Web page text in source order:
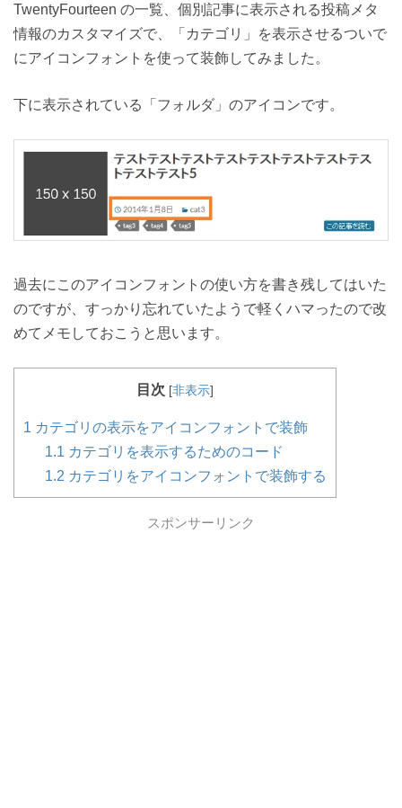
TwentyFourteen の一覧、個別記事に表示される投稿メタ
情報のカスタマイズで、「カテゴリ」を表示させるついで
にアイコンフォントを使って装飾してみました。
下に表示されている「フォルダ」のアイコンです。
過去にこのアイコンフォントの使い方を書き残してはいた
のですが、すっかり忘れていたようで軽くハマったので改
めてメモしておこうと思います。
目次 [非表示]
1 カテゴリの表示をアイコンフォントで装飾
1.1 カテゴリを表示するためのコード
1.2 カテゴリをアイコンフォントで装飾する
スポンサーリンク